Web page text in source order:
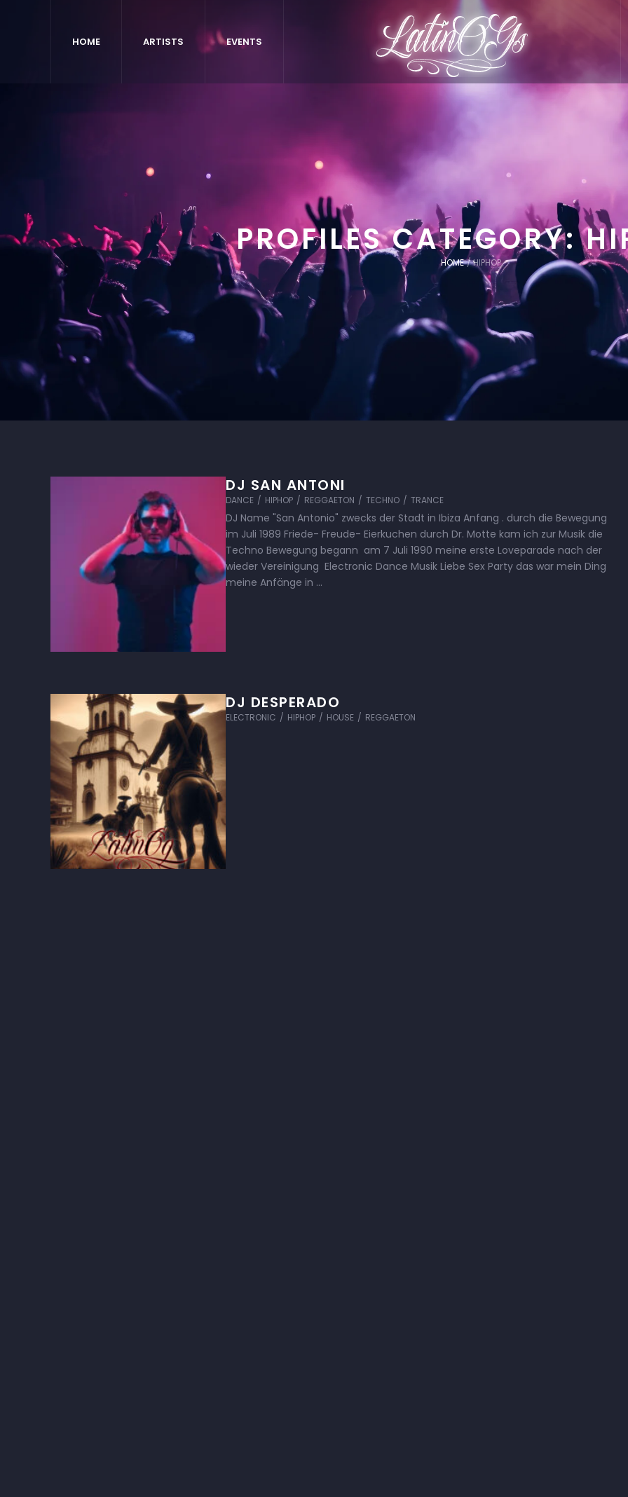
HOME ARTISTS EVENTS
PROFILES CATEGORY:
HOME / HIPHOP
DJ SAN ANTONI
DANCE / HIPHOP / REGGAETON / TECHNO / TRANCE
DJ Name "San Antonio" zwecks der Stadt in Ibiza Anfang . durch die Bewegung
im Juli 1989 Friede- Freude- Eierkuchen durch Dr. Motte kam ich zur Musik die
Techno Bewegung begann am 7 Juli 1990 meine erste Loveparade nach der
wieder Vereinigung Electronic Dance Musik Liebe Sex Party das war mein Ding
meine Anfänge in …
DJ DESPERADO
ELECTRONIC / HIPHOP / HOUSE / REGGAETON